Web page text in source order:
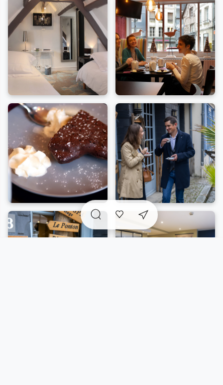
L'atmosphère chaleureuse et accueillante est
garantie. L'équipe se fera un plaisir de vous faire
découvrir Honfleur et ses nombreuses bonnes
adresses avec toute sa bonne humeur. Les animaux
de compagnie sont également les bienvenus.